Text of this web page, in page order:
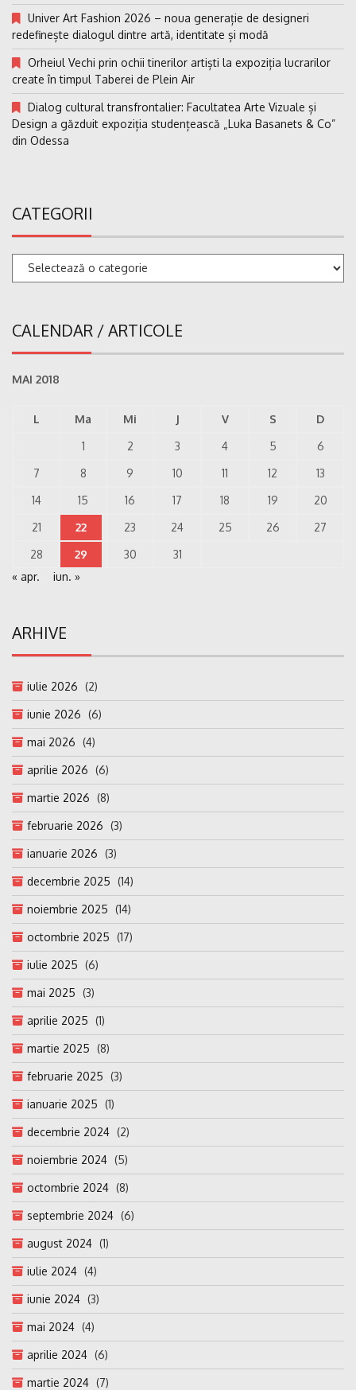
Univer Art Fashion 2026 – noua generație de designeri
redefinește dialogul dintre artă, identitate și modă
Orheiul Vechi prin ochii tinerilor artiști la expoziția lucrarilor
create în timpul Taberei de Plein Air
Dialog cultural transfrontalier: Facultatea Arte Vizuale și
Design a găzduit expoziția studențească „Luka Basanets & Co”
din Odessa
CATEGORII
Categorii
CALENDAR / ARTICOLE
MAI 2018
L Ma Mi J V S
D
1
2 3 4 5
6
7
8 9 10 11 12
13
14
15 16 17 18 19
20
21
22 23 24 25 26
27
28
29 30
31
« apr.
iun. »
ARHIVE
iulie 2026 (2)
iunie 2026 (6)
mai 2026 (4)
aprilie 2026 (6)
martie 2026 (8)
februarie 2026 (3)
ianuarie 2026 (3)
decembrie 2025 (14)
noiembrie 2025 (14)
octombrie 2025 (17)
iulie 2025 (6)
mai 2025 (3)
aprilie 2025 (1)
martie 2025 (8)
februarie 2025 (3)
ianuarie 2025 (1)
decembrie 2024 (2)
noiembrie 2024 (5)
octombrie 2024 (8)
septembrie 2024 (6)
august 2024 (1)
iulie 2024 (4)
iunie 2024 (3)
mai 2024 (4)
aprilie 2024 (6)
martie 2024 (7)